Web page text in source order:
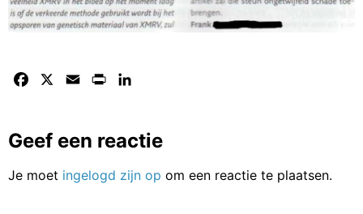
Facebook Email Print
Geef een reactie
Je moet ingelogd zijn op om een reactie te plaatsen.